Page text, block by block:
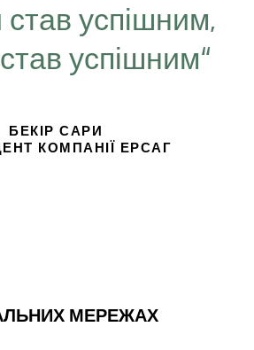
успішним,
успішним“
БЕКІР САРИ
КОМПАНІЇ ЕРСАГ
МЕРЕЖАХ